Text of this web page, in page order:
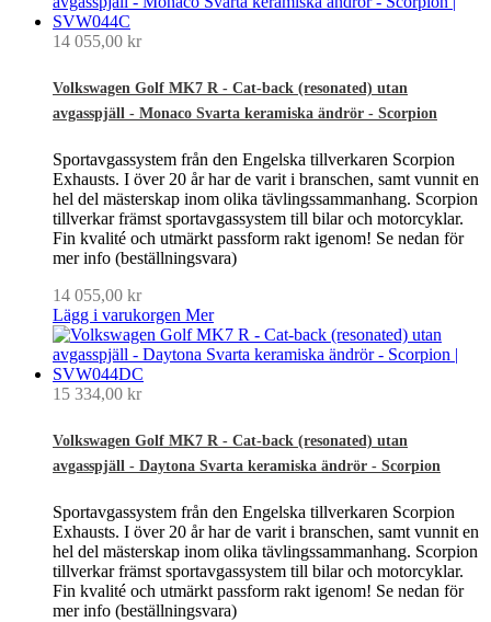
14 055,00 kr
Volkswagen Golf MK7 R - Cat-back (resonated) utan
avgasspjäll - Monaco Svarta keramiska ändrör - Scorpion
Sportavgassystem från den Engelska tillverkaren Scorpion
Exhausts. I över 20 år har de varit i branschen, samt vunnit en
hel del mästerskap inom olika tävlingssammanhang. Scorpion
tillverkar främst sportavgassystem till bilar och motorcyklar.
Fin kvalité och utmärkt passform rakt igenom! Se nedan för
mer info (beställningsvara)
14 055,00 kr
Lägg i varukorgen Mer
15 334,00 kr
Volkswagen Golf MK7 R - Cat-back (resonated) utan
avgasspjäll - Daytona Svarta keramiska ändrör - Scorpion
Sportavgassystem från den Engelska tillverkaren Scorpion
Exhausts. I över 20 år har de varit i branschen, samt vunnit en
hel del mästerskap inom olika tävlingssammanhang. Scorpion
tillverkar främst sportavgassystem till bilar och motorcyklar.
Fin kvalité och utmärkt passform rakt igenom! Se nedan för
mer info (beställningsvara)